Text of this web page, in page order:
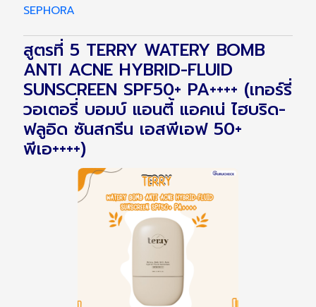
SEPHORA
สูตรที่ 5 TERRY WATERY BOMB
ANTI ACNE HYBRID-FLUID
SUNSCREEN SPF50+ PA++++ (เทอร์รี่
วอเตอรี่ บอมบ์ แอนตี้ แอคเน่ ไฮบริด-
ฟลูอิด ซันสกรีน เอสพีเอฟ 50+
พีเอ++++)